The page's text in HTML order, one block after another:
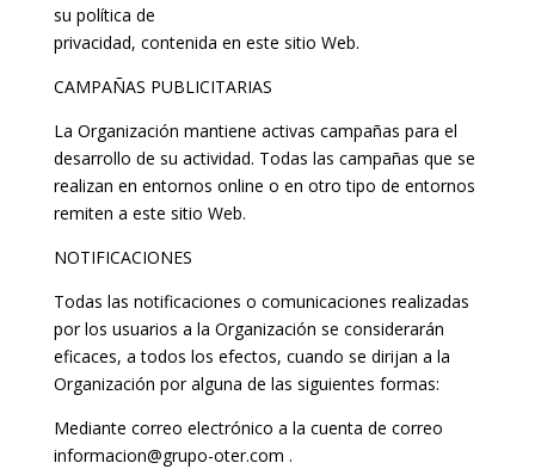
su política de
privacidad, contenida en este sitio Web.
CAMPAÑAS PUBLICITARIAS
La Organización mantiene activas campañas para el
desarrollo de su actividad. Todas las campañas que se
realizan en entornos online o en otro tipo de entornos
remiten a este sitio Web.
NOTIFICACIONES
Todas las notificaciones o comunicaciones realizadas
por los usuarios a la Organización se considerarán
eficaces, a todos los efectos, cuando se dirijan a la
Organización por alguna de las siguientes formas:
Mediante correo electrónico a la cuenta de correo
informacion@grupo-oter.com .